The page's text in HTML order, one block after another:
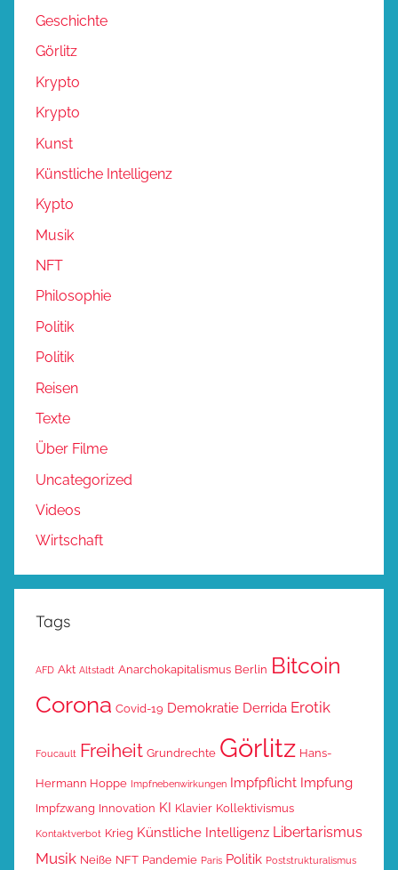
Geschichte
Görlitz
Krypto
Krypto
Kunst
Künstliche Intelligenz
Kypto
Musik
NFT
Philosophie
Politik
Politik
Reisen
Texte
Über Filme
Uncategorized
Videos
Wirtschaft
Tags
AFD Akt Altstadt Anarchokapitalismus Berlin Bitcoin
Corona Covid-19 Demokratie Derrida Erotik
Foucault Freiheit Grundrechte Görlitz Hans-
Hermann Hoppe Impfnebenwirkungen Impfpflicht Impfung
Impfzwang Innovation KI Klavier Kollektivismus
Kontaktverbot Krieg Künstliche Intelligenz Libertarismus
Musik Neiße NFT Pandemie Paris Politik Poststrukturalismus